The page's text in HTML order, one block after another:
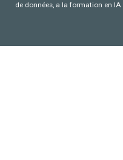
de données, a la formation en